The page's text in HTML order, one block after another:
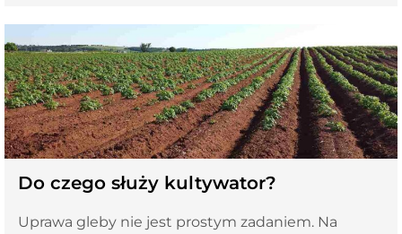
Do czego służy kultywator?
Uprawa gleby nie jest prostym zadaniem. Na